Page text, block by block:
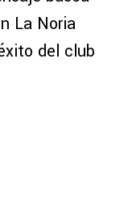
La Noria
del club